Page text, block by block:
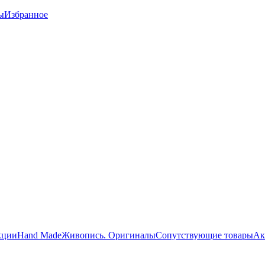
Избранное
Hand MadeЖивопись. ОригиналыСопутствующие товары